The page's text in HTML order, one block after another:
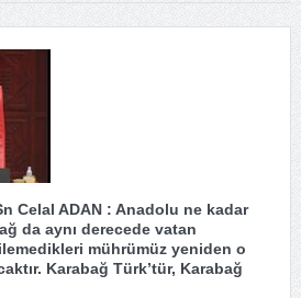
Celal ADAN : Anadolu ne kadar
da aynı derecede vatan
mührümüz yeniden o
Karabağ Türk’tür, Karabağ